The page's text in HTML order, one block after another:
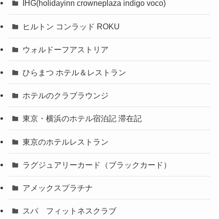
IHG(holidayinn crowneplaza indigo voco)
ヒルトン コンラッド ROKU
ウォルドーフアストリア
ひらまつ ホテル＆レストラン
ホテルのクラブラウンジ
東京・横浜のホテル宿泊記 滞在記
東京のホテルレストラン
ラグジュアリーカード（ブラックカード）
アメックスプラチナ
スパ フィットネスクラブ